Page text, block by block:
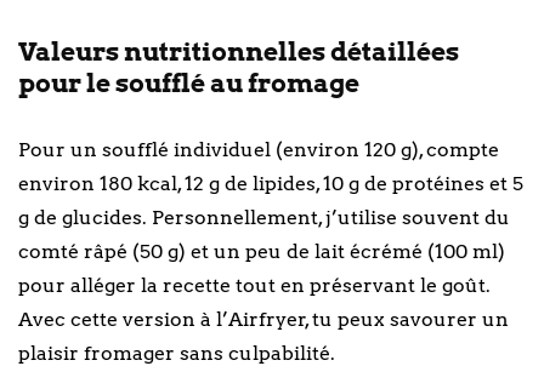
Valeurs nutritionnelles détaillées
pour le soufflé au fromage
Pour un soufflé individuel (environ 120 g), compte
environ 180 kcal, 12 g de lipides, 10 g de protéines et 5
g de glucides. Personnellement, j’utilise souvent du
comté râpé (50 g) et un peu de lait écrémé (100 ml)
pour alléger la recette tout en préservant le goût.
Avec cette version à l’Airfryer, tu peux savourer un
plaisir fromager sans culpabilité.